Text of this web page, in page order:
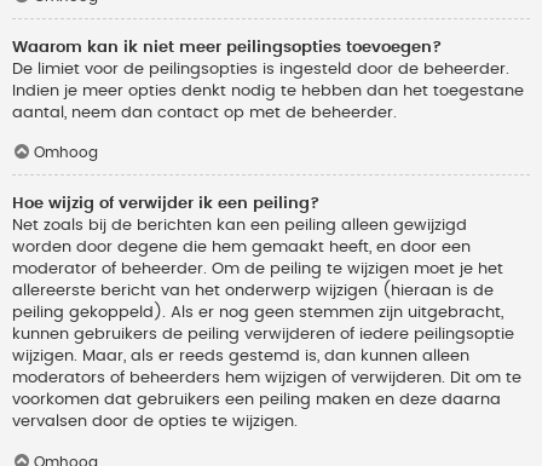
Waarom kan ik niet meer peilingsopties toevoegen?
De limiet voor de peilingsopties is ingesteld door de beheerder.
Indien je meer opties denkt nodig te hebben dan het toegestane
aantal, neem dan contact op met de beheerder.
Omhoog
Hoe wijzig of verwijder ik een peiling?
Net zoals bij de berichten kan een peiling alleen gewijzigd
worden door degene die hem gemaakt heeft, en door een
moderator of beheerder. Om de peiling te wijzigen moet je het
allereerste bericht van het onderwerp wijzigen (hieraan is de
peiling gekoppeld). Als er nog geen stemmen zijn uitgebracht,
kunnen gebruikers de peiling verwijderen of iedere peilingsoptie
wijzigen. Maar, als er reeds gestemd is, dan kunnen alleen
moderators of beheerders hem wijzigen of verwijderen. Dit om te
voorkomen dat gebruikers een peiling maken en deze daarna
vervalsen door de opties te wijzigen.
Omhoog